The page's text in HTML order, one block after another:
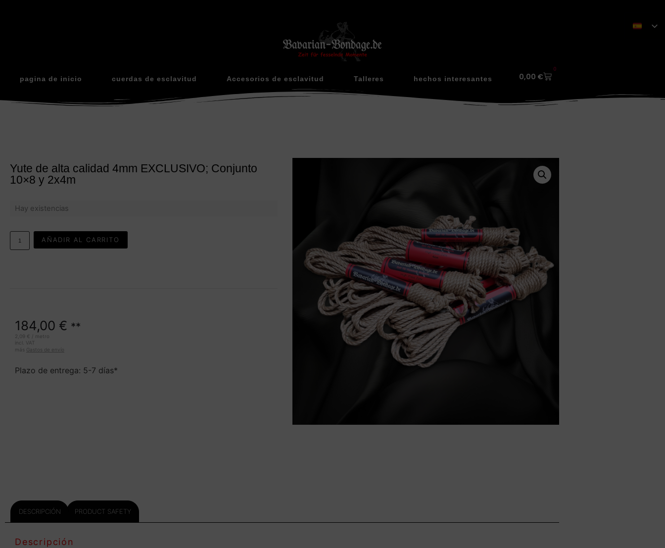
pagina de inicio cuerdas de esclavitud Accesorios de esclavitud Talleres hechos interesantes 0,00 €
0
Yute de alta calidad 4mm EXCLUSIVO; Conjunto
10×8 y 2x4m
Hay existencias
AÑADIR AL CARRITO
184,00 € **
2,09 €
metro
incl. VAT
más Gastos de envío
Plazo de entrega: 5-7 días*
DESCRIPCIÓN PRODUCT SAFETY
Descripción